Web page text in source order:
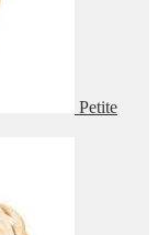
Petite